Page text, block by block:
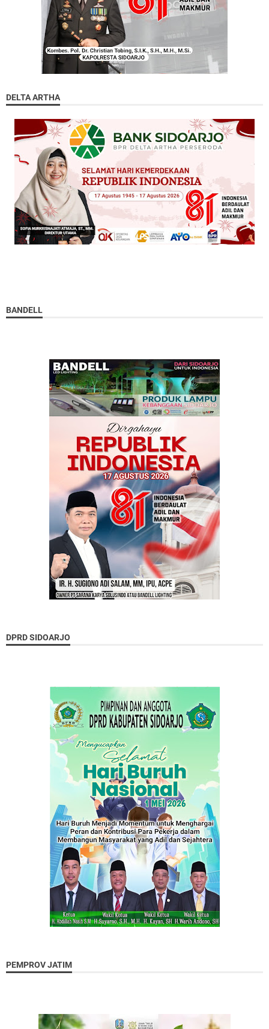
DELTA ARTHA
BANDELL
DPRD SIDOARJO
PEMPROV JATIM